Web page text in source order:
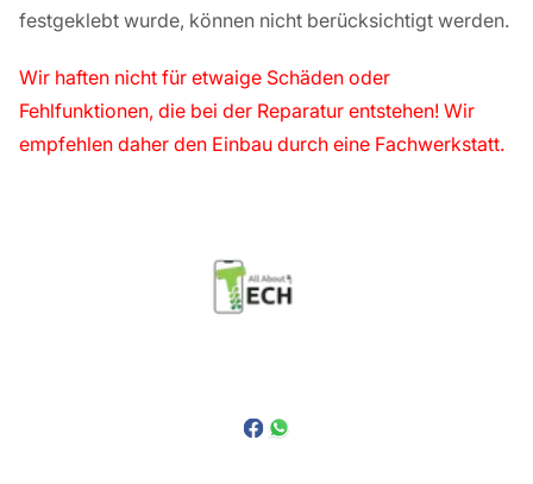
festgeklebt wurde, können nicht berücksichtigt werden.
Wir haften nicht für etwaige Schäden oder
Fehlfunktionen, die bei der Reparatur entstehen! Wir
empfehlen daher den Einbau durch eine Fachwerkstatt.